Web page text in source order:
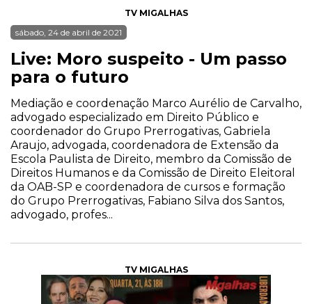
TV MIGALHAS
sábado, 24 de abril de 2021
Live: Moro suspeito - Um passo
para o futuro
Mediação e coordenação Marco Aurélio de Carvalho,
advogado especializado em Direito Público e
coordenador do Grupo Prerrogativas, Gabriela
Araujo, advogada, coordenadora de Extensão da
Escola Paulista de Direito, membro da Comissão de
Direitos Humanos e da Comissão de Direito Eleitoral
da OAB-SP e coordenadora de cursos e formação
do Grupo Prerrogativas, Fabiano Silva dos Santos,
advogado, profes...
TV MIGALHAS